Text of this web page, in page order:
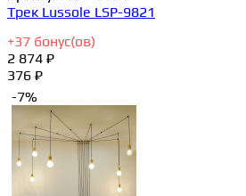
Трек Lussole LSP-9821
+37 бонус(ов)
2 874 ₽
376 ₽
-7%